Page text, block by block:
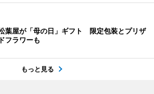
葉屋が「母の日」ギフト 限定包装とプリザ
フラワーも
もっと見る